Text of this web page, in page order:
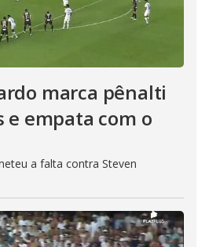
marca pênalti
e empata com o
a falta contra Steven